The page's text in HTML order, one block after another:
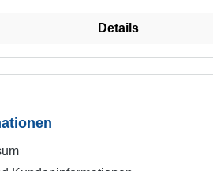
Details